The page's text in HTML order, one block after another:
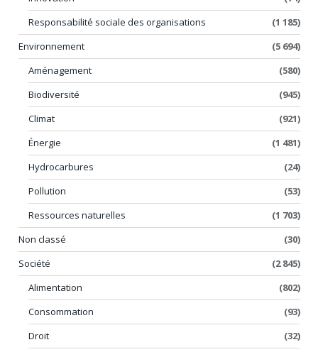
Responsabilité sociale des organisations
(1 185)
Environnement
(5 694)
Aménagement
(580)
Biodiversité
(945)
Climat
(921)
Énergie
(1 481)
Hydrocarbures
(24)
Pollution
(53)
Ressources naturelles
(1 703)
Non classé
(30)
Société
(2 845)
Alimentation
(802)
Consommation
(93)
Droit
(32)